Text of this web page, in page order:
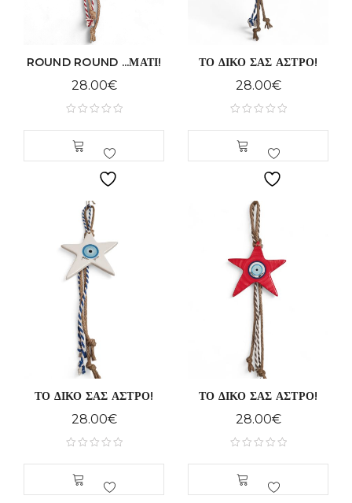
ROUND ROUND ...ΜΑΤΙ!
28.00€
ΤΟ ΔΙΚΟ ΣΑΣ ΑΣΤΡΟ!
28.00€
ΤΟ ΔΙΚΟ ΣΑΣ ΑΣΤΡΟ!
28.00€
ΤΟ ΔΙΚΟ ΣΑΣ ΑΣΤΡΟ!
28.00€